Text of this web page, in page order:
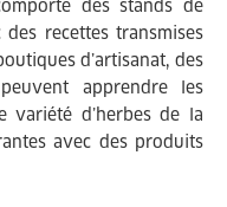
des stands de
recettes transmises
d’artisanat, des
apprendre les
variété d’herbes de la
avec des produits